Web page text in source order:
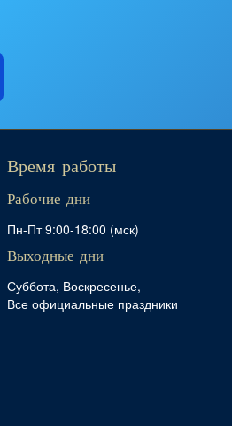
Время работы
Рабочие дни
Пн-Пт 9:00-18:00 (мск)
Выходные дни
Суббота, Воскресенье,
Все официальные праздники